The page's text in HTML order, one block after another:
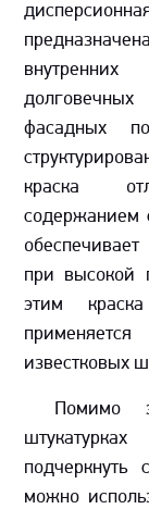
фасадных
краска
содержанием
при высокой
этим
известковых
Помимо
подчеркнуть
можно